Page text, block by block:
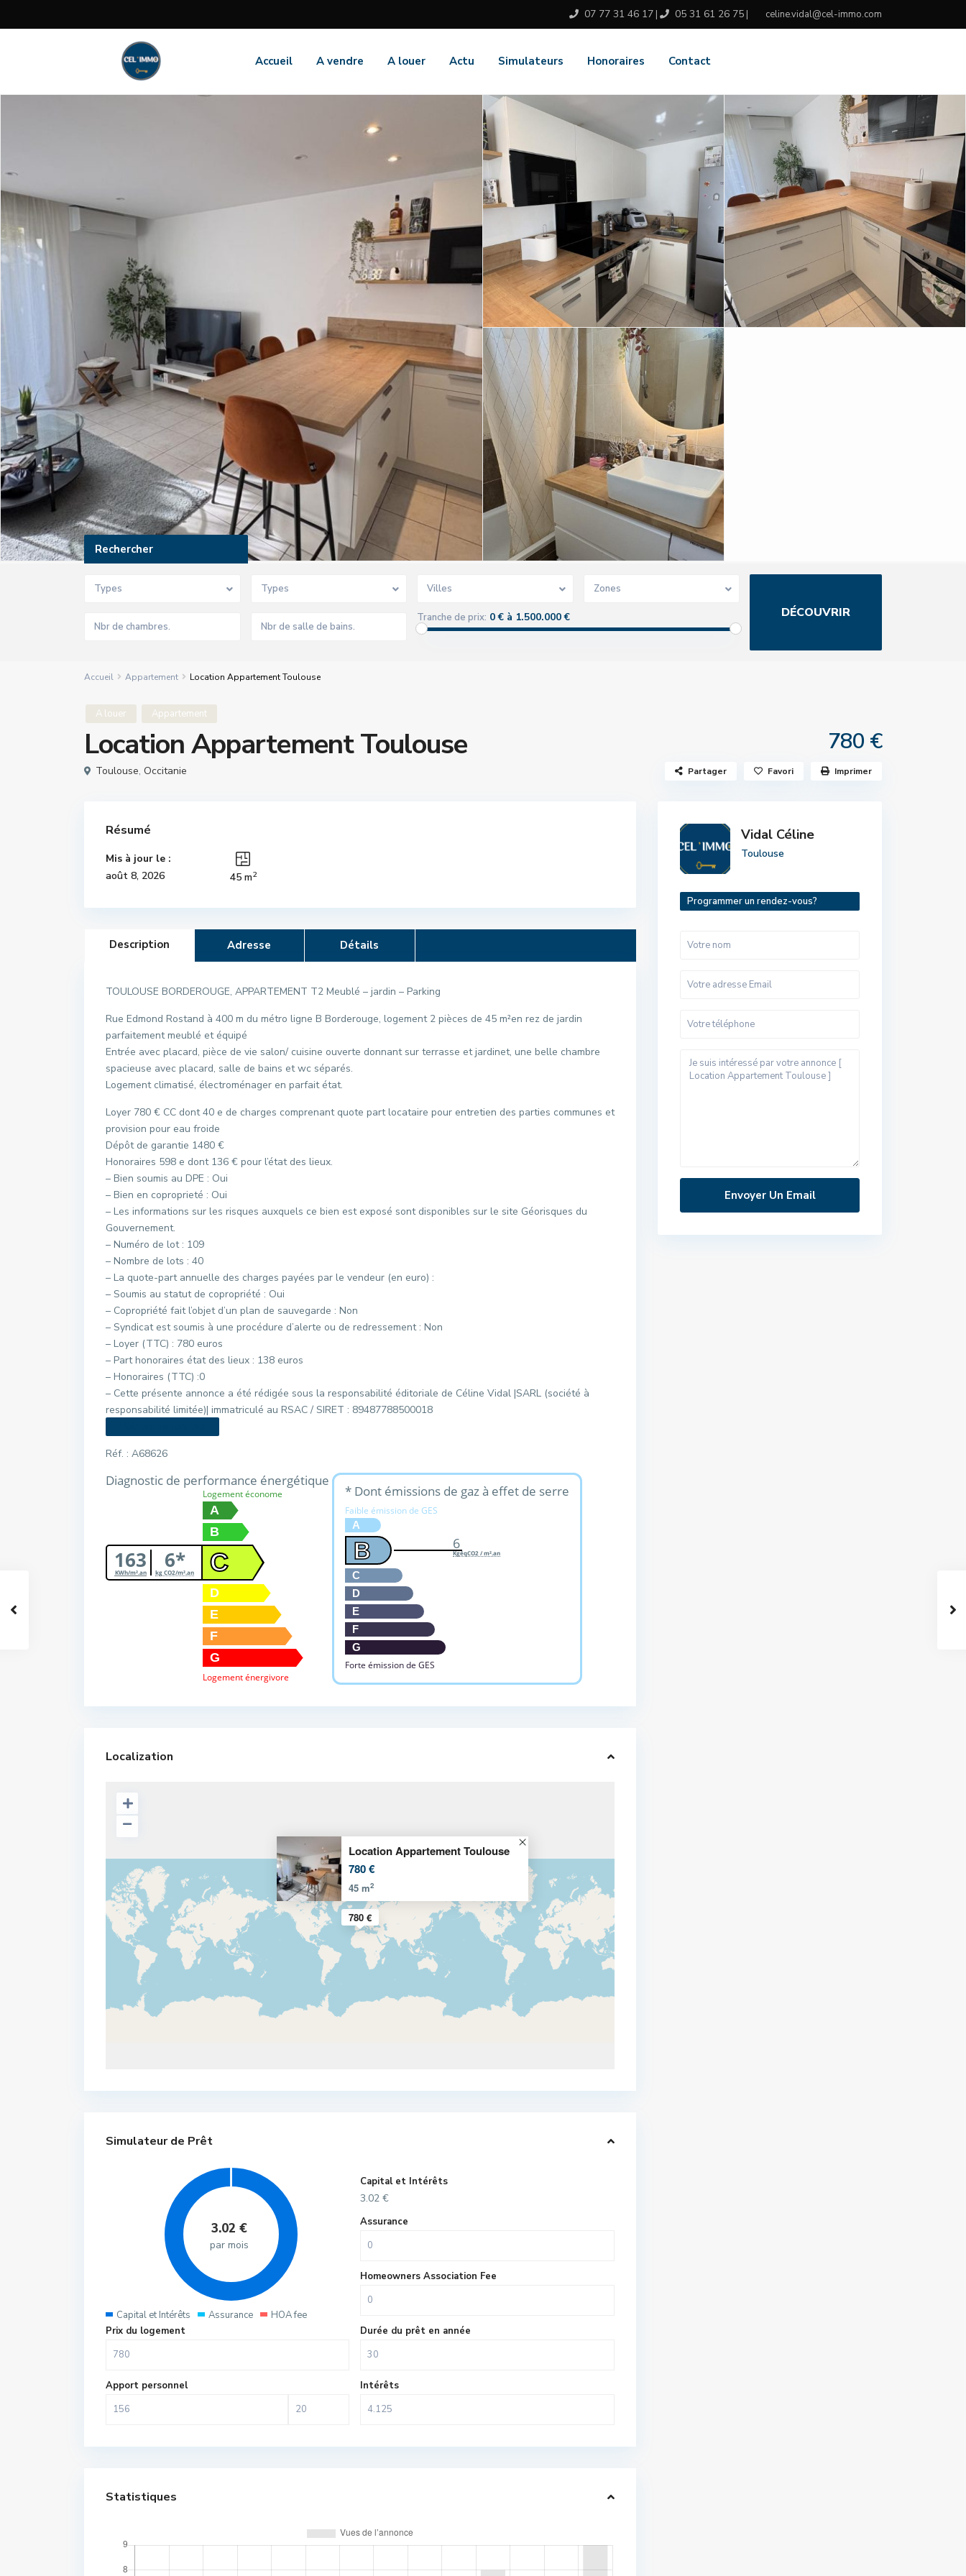
07 77 31 46 17 | 05 31 61 26 75 | celine.vidal@cel-immo.com
Accueil A vendre A louer Actu Simulateurs Honoraires Contact
Rechercher
Types Types Villes Zones
Tranche de prix: 0 € à 1.500.000 €
Accueil Appartement Location Appartement Toulouse
A louer Appartement
Location Appartement Toulouse 780 €
Toulouse, Occitanie Partager Favori Imprimer
Résumé
Mis à jour le :
août 8, 2026
45 m2
Description Adresse Détails
TOULOUSE BORDEROUGE, APPARTEMENT T2 Meublé – jardin – Parking
Rue Edmond Rostand à 400 m du métro ligne B Borderouge, logement 2 pièces de 45 m²en rez de jardin
parfaitement meublé et équipé
Entrée avec placard, pièce de vie salon/ cuisine ouverte donnant sur terrasse et jardinet, une belle chambre
spacieuse avec placard, salle de bains et wc séparés.
Logement climatisé, électroménager en parfait état.
Loyer 780 € CC dont 40 e de charges comprenant quote part locataire pour entretien des parties communes et
provision pour eau froide
Dépôt de garantie 1480 €
Honoraires 598 e dont 136 € pour l’état des lieux.
– Bien soumis au DPE : Oui
– Bien en coproprieté : Oui
– Les informations sur les risques auxquels ce bien est exposé sont disponibles sur le site Géorisques du
Gouvernement.
– Numéro de lot : 109
– Nombre de lots : 40
– La quote-part annuelle des charges payées par le vendeur (en euro) :
– Soumis au statut de copropriété : Oui
– Copropriété fait l’objet d’un plan de sauvegarde : Non
– Syndicat est soumis à une procédure d’alerte ou de redressement : Non
– Loyer (TTC) : 780 euros
– Part honoraires état des lieux : 138 euros
– Honoraires (TTC) :0
– Cette présente annonce a été rédigée sous la responsabilité éditoriale de Céline Vidal |SARL (société à
responsabilité limitée)| immatriculé au RSAC / SIRET : 89487788500018
Réf. : A68626
Diagnostic de performance énergétique
163
KWh/m².an 6*
kg CO2/m².an
Logement économe
A
B
C
D
E
F
G
Logement énergivore
* Dont émissions de gaz à effet de serre
Faible émission de GES
A
B
C
D
E
F
G
Forte émission de GES
6
KgéqCO2 / m².an
Localization
780 €
Location Appartement Toulouse
780 €
45 m2
Simulateur de Prêt
3.02 €
par mois
Capital et Intérêts Assurance HOA fee
Capital et Intérêts
3.02 €
Assurance
Homeowners Association Fee
Prix du logement
Apport personnel
Durée du prêt en année
Intérêts
Statistiques
Vidal Céline
Toulouse
Programmer un rendez-vous?